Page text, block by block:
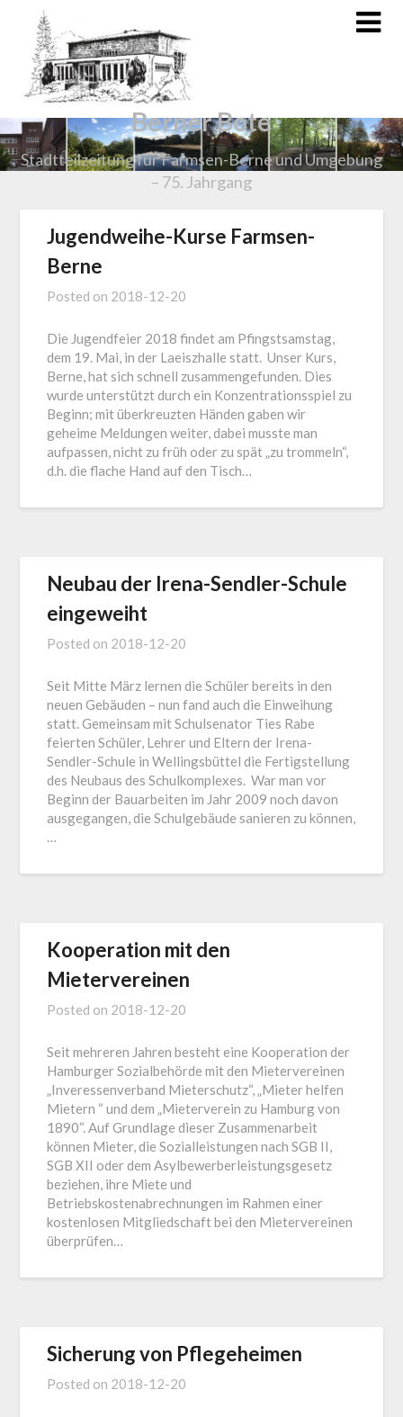
Berner Bote
Stadtteilzeitung für Farmsen-Berne und Umgebung
– 75. Jahrgang
Jugendweihe-Kurse Farmsen-
Berne
Posted on 2018-12-20
Die Jugendfeier 2018 findet am Pfingstsamstag,
dem 19. Mai, in der Laeiszhalle statt. Unser Kurs,
Berne, hat sich schnell zusammengefunden. Dies
wurde unterstützt durch ein Konzentrationsspiel zu
Beginn; mit überkreuzten Händen gaben wir
geheime Meldungen weiter, dabei musste man
aufpassen, nicht zu früh oder zu spät „zu trommeln“,
d.h. die flache Hand auf den Tisch…
Neubau der Irena-Sendler-Schule
eingeweiht
Posted on 2018-12-20
Seit Mitte März lernen die Schüler bereits in den
neuen Gebäuden – nun fand auch die Einweihung
statt. Gemeinsam mit Schulsenator Ties Rabe
feierten Schüler, Lehrer und Eltern der Irena-
Sendler-Schule in Wellingsbüttel die Fertigstellung
des Neubaus des Schulkomplexes. War man vor
Beginn der Bauarbeiten im Jahr 2009 noch davon
ausgegangen, die Schulgebäude sanieren zu können,
…
Kooperation mit den
Mietervereinen
Posted on 2018-12-20
Seit mehreren Jahren besteht eine Kooperation der
Hamburger Sozialbehörde mit den Mietervereinen
„Inveressenverband Mieterschutz“, „Mieter helfen
Mietern “ und dem „Mieterverein zu Hamburg von
1890“. Auf Grundlage dieser Zusammenarbeit
können Mieter, die Sozialleistungen nach SGB II,
SGB XII oder dem Asylbewerberleistungsgesetz
beziehen, ihre Miete und
Betriebskostenabrechnungen im Rahmen einer
kostenlosen Mitgliedschaft bei den Mietervereinen
überprüfen…
Sicherung von Pflegeheimen
Posted on 2018-12-20